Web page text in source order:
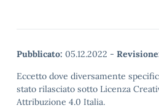
Pubblicato: 05.12.2022 -
Eccetto dove diversamente
stato rilasciato sotto Licenza
Attribuzione 4.0 Italia.